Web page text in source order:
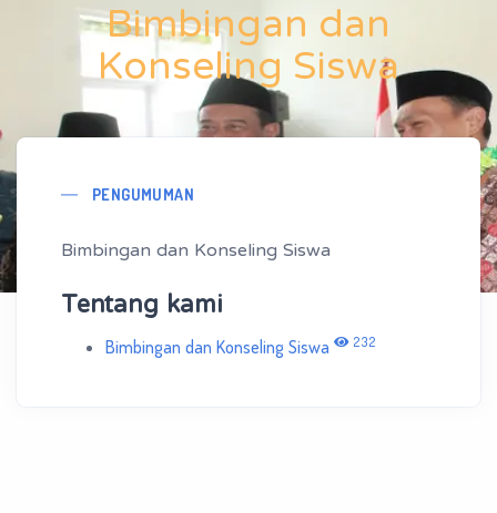
Bimbingan dan
Konseling Siswa
PENGUMUMAN
Bimbingan dan Konseling Siswa
Tentang kami
Bimbingan dan Konseling Siswa 232